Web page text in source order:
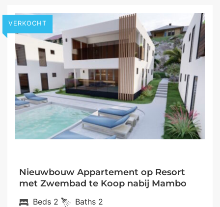
VERKOCHT
Nieuwbouw Appartement op Resort
met Zwembad te Koop nabij Mambo
Beds 2 Baths 2